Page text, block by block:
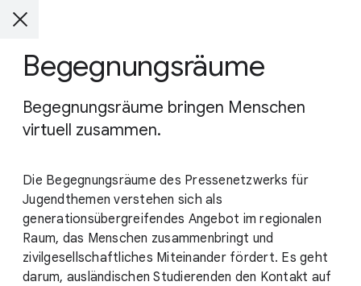
Begegnungsräume
Begegnungsräume bringen Menschen
virtuell zusammen.
Die Begegnungsräume des Pressenetzwerks für
Jugendthemen verstehen sich als
generationsübergreifendes Angebot im regionalen
Raum, das Menschen zusammenbringt und
zivilgesellschaftliches Miteinander fördert. Es geht
darum, ausländischen Studierenden den Kontakt auf